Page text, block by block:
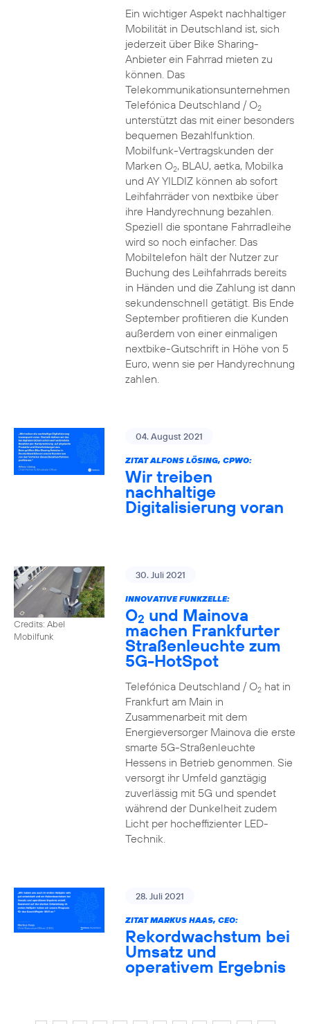
Ein wichtiger Aspekt nachhaltiger
Mobilität in Deutschland ist, sich
jederzeit über Bike Sharing-
Anbieter ein Fahrrad mieten zu
können. Das
Telekommunikationsunternehmen
Telefónica Deutschland / O2
unterstützt das mit einer besonders
bequemen Bezahlfunktion.
Mobilfunk-Vertragskunden der
Marken O2, BLAU, aetka, Mobilka
und AY YILDIZ können ab sofort
Leihfahrräder von nextbike über
ihre Handyrechnung bezahlen.
Speziell die spontane Fahrradleihe
wird so noch einfacher. Das
Mobiltelefon hält der Nutzer zur
Buchung des Leihfahrrads bereits
in Händen und die Zahlung ist dann
sekundenschnell getätigt. Bis Ende
September profitieren die Kunden
außerdem von einer einmaligen
nextbike-Gutschrift in Höhe von 5
Euro, wenn sie per Handyrechnung
zahlen.
04. August 2021
ZITAT ALFONS LÖSING, CPWO:
Wir treiben
nachhaltige
Digitalisierung voran
Credits: Abel
Mobilfunk
30. Juli 2021
INNOVATIVE FUNKZELLE:
O2 und Mainova
machen Frankfurter
Straßenleuchte zum
5G-HotSpot
Telefónica Deutschland / O2hat in
Frankfurt am Main in
Zusammenarbeit mit dem
Energieversorger Mainova die erste
smarte 5G-Straßenleuchte
Hessens in Betrieb genommen. Sie
versorgt ihr Umfeld ganztägig
zuverlässig mit 5G und spendet
während der Dunkelheit zudem
Licht per hocheffizienter LED-
Technik.
28. Juli 2021
ZITAT MARKUS HAAS, CEO:
Rekordwachstum bei
Umsatz und
operativem Ergebnis